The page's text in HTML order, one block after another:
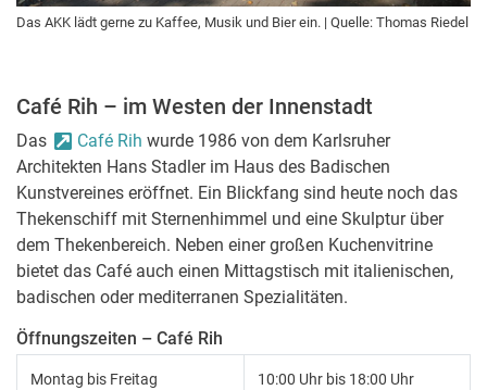
Das AKK lädt gerne zu Kaffee, Musik und Bier ein. | Quelle: Thomas Riedel
Café Rih – im Westen der Innenstadt
Das Café Rih wurde 1986 von dem Karlsruher
Architekten Hans Stadler im Haus des Badischen
Kunstvereines eröffnet. Ein Blickfang sind heute noch das
Thekenschiff mit Sternenhimmel und eine Skulptur über
dem Thekenbereich. Neben einer großen Kuchenvitrine
bietet das Café auch einen Mittagstisch mit italienischen,
badischen oder mediterranen Spezialitäten.
Öffnungszeiten – Café Rih
Montag bis Freitag 10:00 Uhr bis 18:00 Uhr